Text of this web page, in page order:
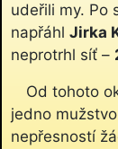
udeřili my. Po
napřáhl Jirka
neprotrhl síť –
Od tohoto
jedno
nepřesností